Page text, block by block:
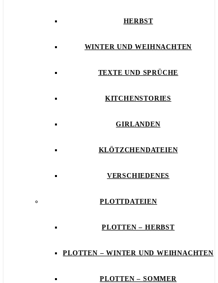
HERBST
WINTER UND WEIHNACHTEN
TEXTE UND SPRÜCHE
KITCHENSTORIES
GIRLANDEN
KLÖTZCHENDATEIEN
VERSCHIEDENES
PLOTTDATEIEN
PLOTTEN – HERBST
PLOTTEN – WINTER UND WEIHNACHTEN
PLOTTEN – SOMMER